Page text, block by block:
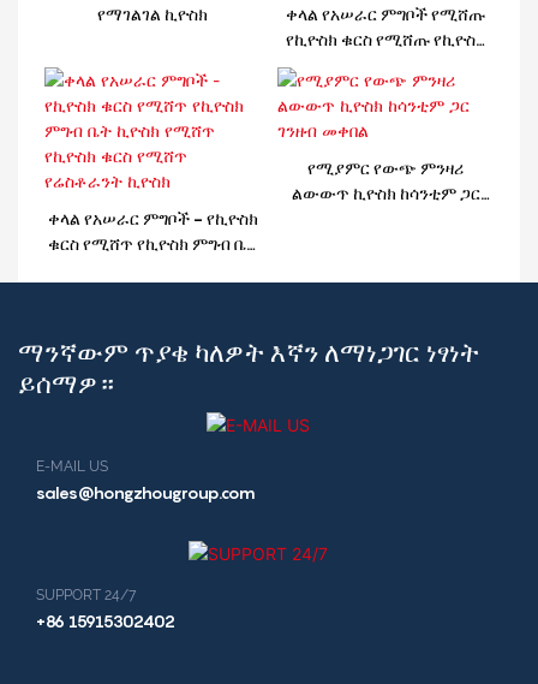
የማገልገል ኪዮስክ
ቀላል የአሠራር ምግቦች የሚሸጡ
የኪዮስክ ቁርስ የሚሸጡ የኪዮስክ
ቀላል የአሠራር ምግቦች - የኪዮስክ
ቁርስ የሚሸጥ የኪዮስክ ምግብ ቤት
የሚያምር የውጭ ምንዛሪ
ልውውጥ ኪዮስክ ከሳንቲም ጋር
ማንኛውም ጥያቄ ካለዎት እኛን ለማነጋገር ነፃነት
ይሰማዎ።
E-MAIL US
sales@hongzhougroup.com
SUPPORT 24/7
+86 15915302402